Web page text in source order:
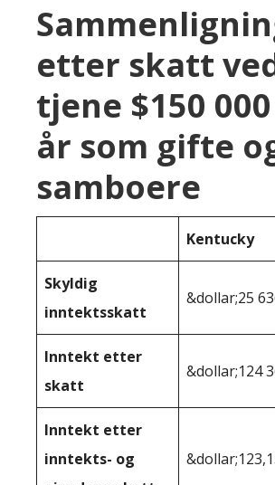
etter skatt
tjene $150
år som gifte
samboere
Kentucky
Skyldig
inntektsskatt
&dollar;25
Inntekt etter
skatt
&dollar;124
Inntekt etter
inntekts- og